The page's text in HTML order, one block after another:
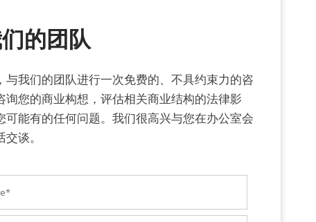
的团队
与我们的团队进行一次免费的、不具约束力的咨
询您的商业构想，评估相关商业结构的法律影
可能有的任何问题。我们很高兴与您在办公室会
谈。